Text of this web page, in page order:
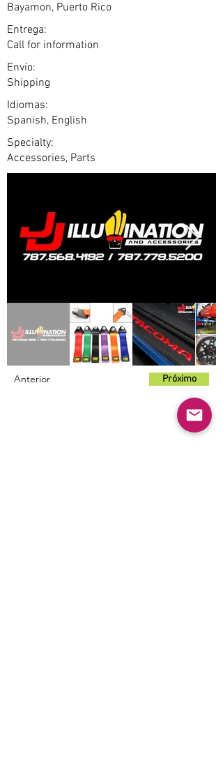
Bayamon, Puerto Rico
Entrega:
Call for information
Envío:
Shipping
Idiomas:
Spanish, English
Specialty:
Accessories, Parts
Anterior Próximo